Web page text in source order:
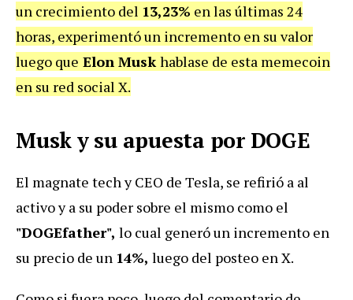
un crecimiento del 13,23% en las últimas 24
horas, experimentó un incremento en su valor
luego que Elon Muskhablase de esta memecoin
en su red social X.
Musk y su apuesta por DOGE
El magnate tech y CEO de Tesla, se refirió a al
activo y a su poder sobre el mismo como el
"DOGEfather", lo cual generó un incremento en
su precio de un 14%, luego del posteo en X.